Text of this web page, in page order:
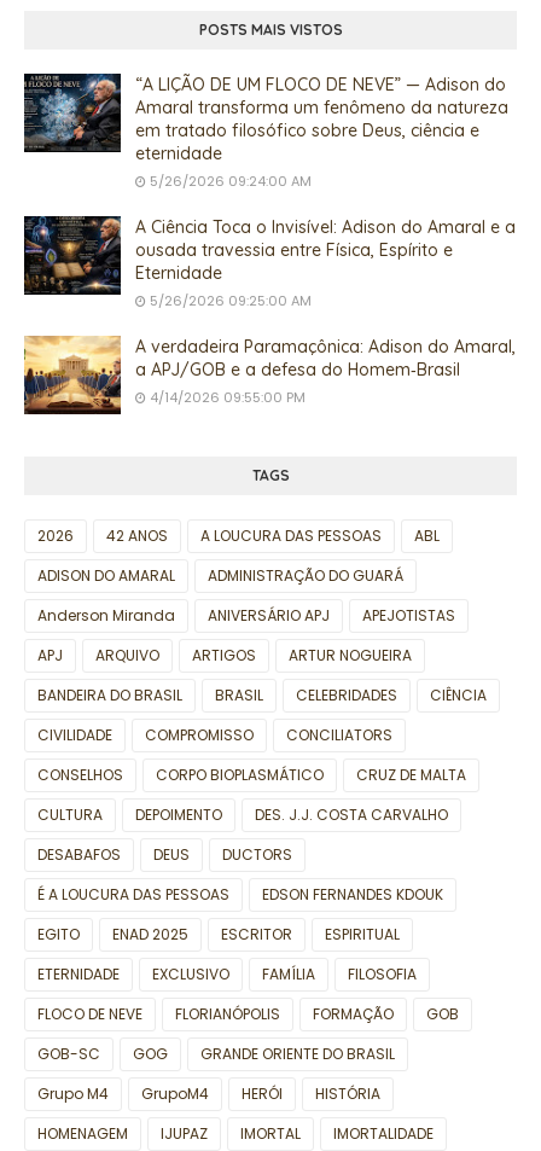
POSTS MAIS VISTOS
“A LIÇÃO DE UM FLOCO DE NEVE” — Adison do
Amaral transforma um fenômeno da natureza
em tratado filosófico sobre Deus, ciência e
eternidade
5/26/2026 09:24:00 AM
A Ciência Toca o Invisível: Adison do Amaral e a
ousada travessia entre Física, Espírito e
Eternidade
5/26/2026 09:25:00 AM
A verdadeira Paramaçônica: Adison do Amaral,
a APJ/GOB e a defesa do Homem‑Brasil
4/14/2026 09:55:00 PM
TAGS
2026 42 ANOS A LOUCURA DAS PESSOAS
ABL
ADISON DO AMARAL
ADMINISTRAÇÃO DO GUARÁ
Anderson Miranda
ANIVERSÁRIO APJ
APEJOTISTAS
APJ
ARQUIVO ARTIGOS
ARTUR NOGUEIRA
BANDEIRA DO BRASIL
BRASIL CELEBRIDADES
CIÊNCIA
CIVILIDADE
COMPROMISSO
CONCILIATORS
CONSELHOS
CORPO BIOPLASMÁTICO
CRUZ DE MALTA
CULTURA
DEPOIMENTO
DES. J.J. COSTA CARVALHO
DESABAFOS
DEUS
DUCTORS
É A LOUCURA DAS PESSOAS
EDSON FERNANDES KDOUK
EGITO
ENAD 2025 ESCRITOR
ESPIRITUAL
ETERNIDADE
EXCLUSIVO FAMÍLIA
FILOSOFIA
FLOCO DE NEVE
FLORIANÓPOLIS FORMAÇÃO
GOB
GOB-SC
GOG
GRANDE ORIENTE DO BRASIL
Grupo M4
GrupoM4 HERÓI
HISTÓRIA
HOMENAGEM
IJUPAZ IMORTAL
IMORTALIDADE